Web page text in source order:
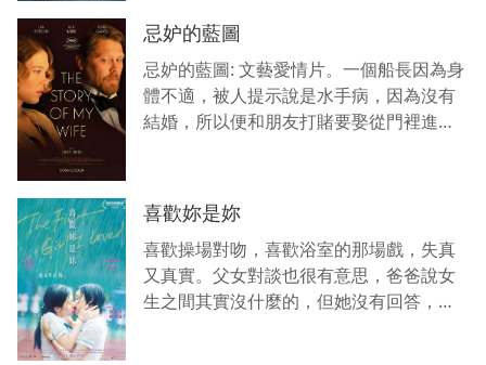
也要全然去相信人性
忌妒的藍圖
忌妒的藍圖: 文藝愛情片。一個船長因為身
體不適，被人提示說是水手病，因為沒有
結婚，所以便和朋友打賭要娶從門裡進來
同意，婚姻生活去如
喜歡妳是妳
喜歡操場對吻，喜歡浴室的那場戲，失真
又真實。父女對談也很有意思，爸爸說女
生之間其實沒什麼的，但她沒有回答，只